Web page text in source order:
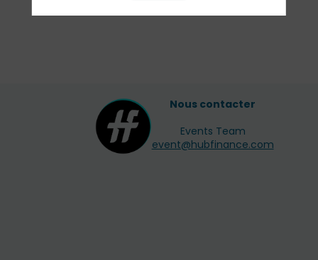
Nous contacter
Events Team
event@hubfinance.com